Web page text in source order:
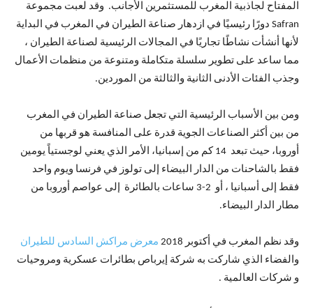
المفتاح لجاذبية المغرب للمستثمرين الأجانب. وقد لعبت مجموعة
Safran دورًا رئيسيًا في ازدهار صناعة الطيران في المغرب في البداية
لأنها أنشأت نشاطًا تجاريًا في المجالات الرئيسية لصناعة الطيران ،
مما ساعد على تطوير سلسلة متكاملة ومتنوعة من منظمات الأعمال
وجذب الفئات الأدنى الثانية والثالثة من الموردين.
ومن بين الأسباب الرئيسية التي تجعل صناعة الطيران في المغرب
من بين أكثر الصناعات الجوية قدرة على المنافسة هو قربها من
أوروبا، حيث تبعد 14 كم من إسبانيا، الأمر الذي يعني لوجستياً يومين
فقط بالشاحنات من الدار البيضاء إلى تولوز في فرنسا ويوم واحد
فقط إلى أسبانيا ، أو 2-3 ساعات بالطائرة إلى عواصم أوروبا من
مطار الدار البيضاء.
وقد نظم المغرب في أكتوبر 2018
معرض مراكش السادس للطيران
والفضاء الذي شاركت به شركة إيرباص بطائرات عسكرية ومروحيات
و شركات العالمية .